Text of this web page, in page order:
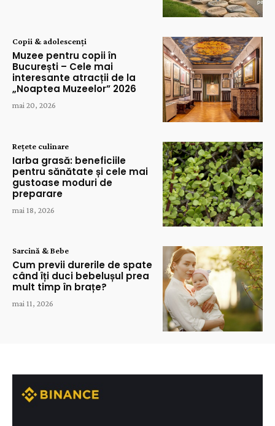
Copii & adolescenți
Muzee pentru copii în
București – Cele mai
interesante atracții de la
„Noaptea Muzeelor” 2026
mai 20, 2026
Rețete culinare
Iarba grasă: beneficiile
pentru sănătate și cele mai
gustoase moduri de
preparare
mai 18, 2026
Sarcină & Bebe
Cum previi durerile de spate
când îți duci bebelușul prea
mult timp în brațe?
mai 11, 2026